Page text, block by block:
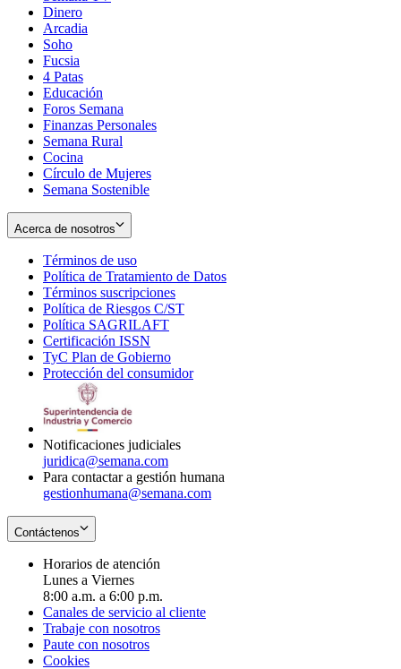
Dinero
Arcadia
Soho
in
new
window
Fucsia
in
new
window
4 Patas
Educación
Foros Semana
Finanzas Personales
Semana Rural
Cocina
Círculo de Mujeres
Semana Sostenible
Acerca de nosotros
Términos de uso
in
new
window
Política de Tratamiento de Datos
Términos suscripciones
in
Política de Riesgos C/ST
Política SAGRILAFT
new
window
Certificación ISSN
in
new
TyC Plan de Gobierno
in
Protección del consumidorOpens
Notificaciones judiciales
juridica@semana.com
Para contactar a gestión humana
gestionhumana@semana.com
Contáctenos
Horarios de atención
Lunes a Viernes
8:00 a.m. a 6:00 p.m.
Canales de servicio al cliente
Trabaje con nosotros
Paute con nosotros
Cookies